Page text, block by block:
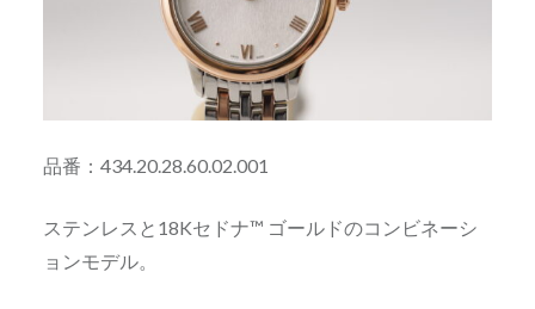
品番：434.20.28.60.02.001
ステンレスと18Kセドナ™ ゴールドのコンビネーシ
ョンモデル。